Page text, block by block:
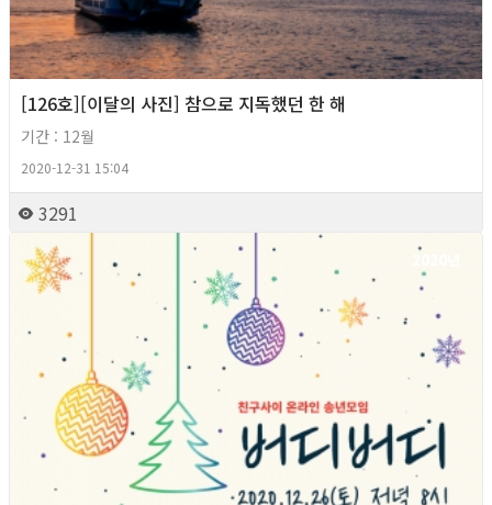
[126호][이달의 사진] 참으로 지독했던 한 해
기간 : 12월
2020-12-31 15:04
3291